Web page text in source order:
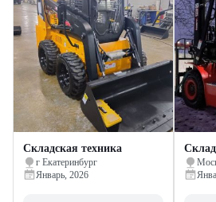
Складская техника
г Екатеринбург
Январь, 2026